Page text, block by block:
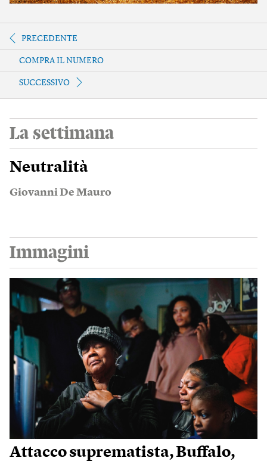
PRECEDENTE
COMPRA IL NUMERO
SUCCESSIVO
La settimana
Neutralità
Giovanni De Mauro
Immagini
Attacco suprematista, Buffalo,